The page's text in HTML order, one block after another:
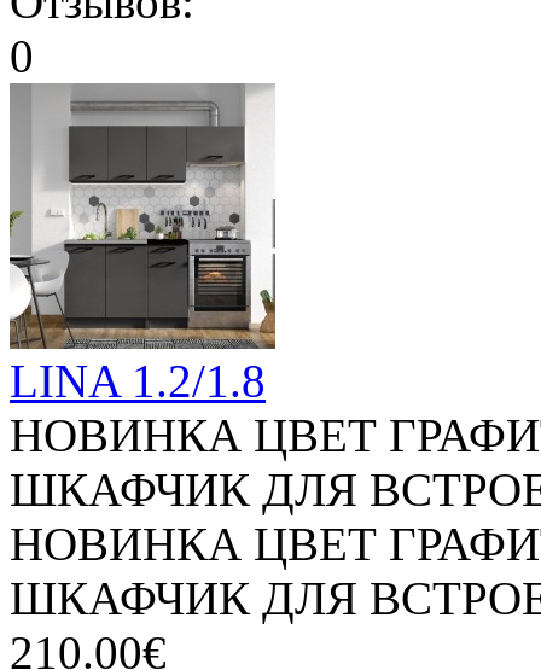
LINA 1.2/1.8
НОВИНКА ЦВЕТ
ШКАФЧИК ДЛЯ
НОВИНКА ЦВЕТ
ШКАФЧИК ДЛЯ
210.00€